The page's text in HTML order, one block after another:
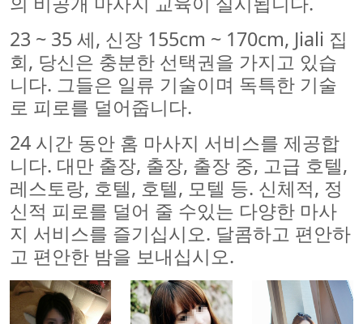
23 ~ 35 세, 신장 155cm ~ 170cm, Jiali 집
회, 당신은 충분한 선택권을 가지고 있습
니다. 그들은 일류 기술이며 독특한 기술
로 피로를 덜어줍니다.
24 시간 동안 홈 마사지 서비스를 제공합
니다. 대만 출장, 출장, 출장 중, 고급 호텔,
레스토랑, 호텔, 호텔, 모텔 등. 신체적, 정
신적 피로를 덜어 줄 수있는 다양한 마사
지 서비스를 즐기십시오. 달콤하고 편안하
고 편안한 밤을 보내십시오.